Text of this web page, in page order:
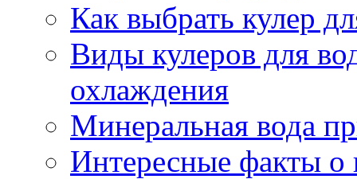
Как выбрать кулер
Виды кулеров для
охлаждения
Минеральная вода
Интересные факты о